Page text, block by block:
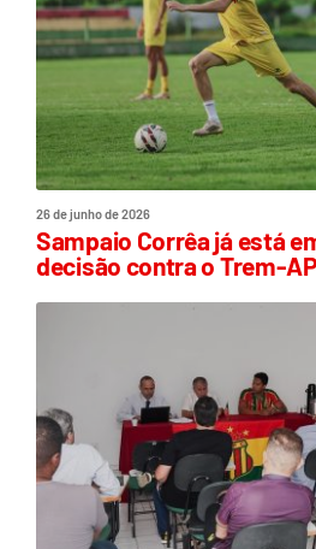
26 de junho de 2026
Sampaio Corrêa já está
decisão contra o Trem-AP